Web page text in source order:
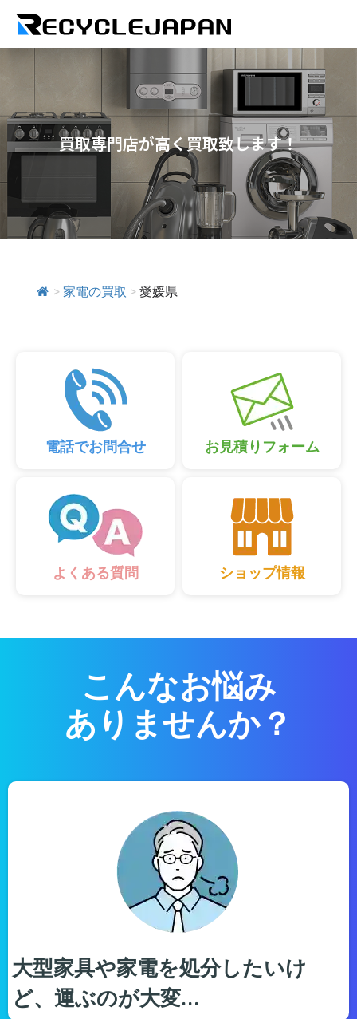
買取専門店が高く買取致します！
> 家電の買取 > 愛媛県
電話でお問合せ お見積りフォーム
よくある質問 ショップ情報
こんなお悩み
ありませんか？
大型家具や家電を処分したいけ
ど、運ぶのが大変…